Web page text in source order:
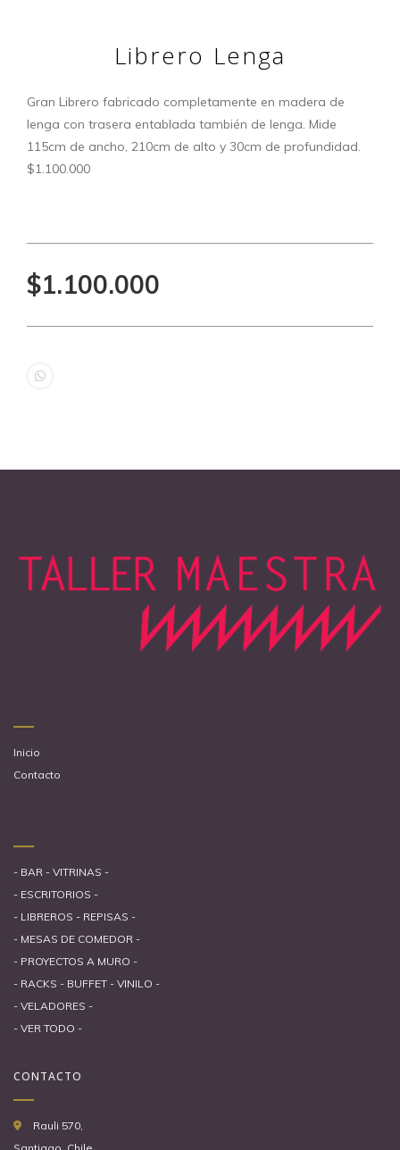
Librero Lenga
Gran Librero fabricado completamente en madera de
lenga con trasera entablada también de lenga. Mide
115cm de ancho, 210cm de alto y 30cm de profundidad.
$1.100.000
$1.100.000
Inicio
Contacto
- BAR - VITRINAS -
- ESCRITORIOS -
- LIBREROS - REPISAS -
- MESAS DE COMEDOR -
- PROYECTOS A MURO -
- RACKS - BUFFET - VINILO -
- VELADORES -
- VER TODO -
CONTACTO
Rauli 570,